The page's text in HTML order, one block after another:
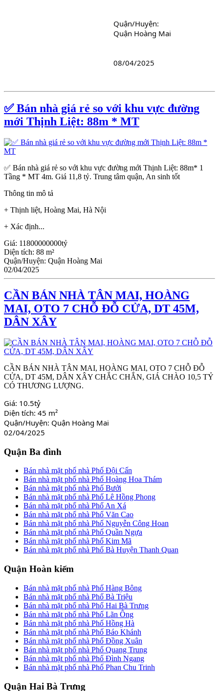
Quận/Huyện:
Quận Hoàng Mai
08/04/2025
✅ Bán nhà giá rẻ so với khu vực đường
mới Thịnh Liệt: 88m * MT
✅ Bán nhà giá rẻ so với khu vực đường mới Thịnh Liệt: 88m* 1
Tầng * MT 4m. Giá 11,8 tỷ. Trung tâm quận, An sinh tốt
Thông tin mô tả
+ Thịnh liệt, Hoàng Mai, Hà Nội
+ Xác định...
Giá: 11800000000tỷ
Diện tích: 88 m²
Quận/Huyện: Quận Hoàng Mai
02/04/2025
CẦN BÁN NHÀ TÂN MAI, HOÀNG
MAI, OTO 7 CHỖ ĐỖ CỬA, DT 45M,
DÂN XÂY
CẦN BÁN NHÀ TÂN MAI, HOÀNG MAI, OTO 7 CHỖ ĐỖ
CỬA, DT 45M, DÂN XÂY CHẮC CHẮN, GIÁ CHÀO 10,5 TỶ
CÓ THƯƠNG LƯỢNG.
Giá: 10.5tỷ
Diện tích: 45 m²
Quận/Huyện: Quận Hoàng Mai
02/04/2025
Quận Ba đình
Bán nhà mặt phố nhà Phố Đội Cấn
Bán nhà mặt phố nhà Phố Hoàng Hoa Thám
Bán nhà mặt phố nhà Phố Bưởi
Bán nhà mặt phố nhà Phố Lê Hồng Phong
Bán nhà mặt phố nhà Phố An Xá
Bán nhà mặt phố nhà Phố Văn Cao
Bán nhà mặt phố nhà Phố Nguyễn Công Hoan
Bán nhà mặt phố nhà Phố Quần Ngựa
Bán nhà mặt phố nhà Phố Kim Mã
Bán nhà mặt phố nhà Phố Bà Huyện Thanh Quan
Quận Hoàn kiếm
Bán nhà mặt phố nhà Phố Hàng Bông
Bán nhà mặt phố nhà Phố Bà Triệu
Bán nhà mặt phố nhà Phố Hai Bà Trưng
Bán nhà mặt phố nhà Phố Lãn Ông
Bán nhà mặt phố nhà Phố Hồng Hà
Bán nhà mặt phố nhà Phố Báo Khánh
Bán nhà mặt phố nhà Phố Đồng Xuân
Bán nhà mặt phố nhà Phố Quang Trung
Bán nhà mặt phố nhà Phố Đình Ngang
Bán nhà mặt phố nhà Phố Phan Chu Trinh
Quận Hai Bà Trưng